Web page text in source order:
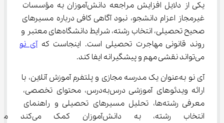
یکی از دلایل افزایش مراجعه دانش‌آموزان به مؤسسات
غیرمجاز اعزام دانشجو، نبود آگاهی کافی درباره مسیرهای
صحیح تحصیلی، انتخاب رشته، شرایط دانشگاه‌های معتبر و
روند قانونی مهاجرت تحصیلی است. اینجاست که آی نو
می‌تواند نقشی مهم و پیشگیرانه ایفا کند.
آی‌ نو به‌عنوان یک مدرسه مجازی و پلتفرم آموزش آنلاین، با
ارائه ویدئوهای آموزشی درس‌به‌درس، محتوای تخصصی،
معرفی رشته‌ها، تحلیل مسیرهای تحصیلی و راهنمای
انتخاب رشته، به دانش‌آموزان